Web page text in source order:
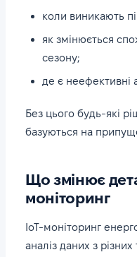
коли виникають
як змінюється
сезону;
де є неефективні
Без цього будь-які
базуються на
Що змінює
моніторинг
IoT-моніторинг
аналіз даних з